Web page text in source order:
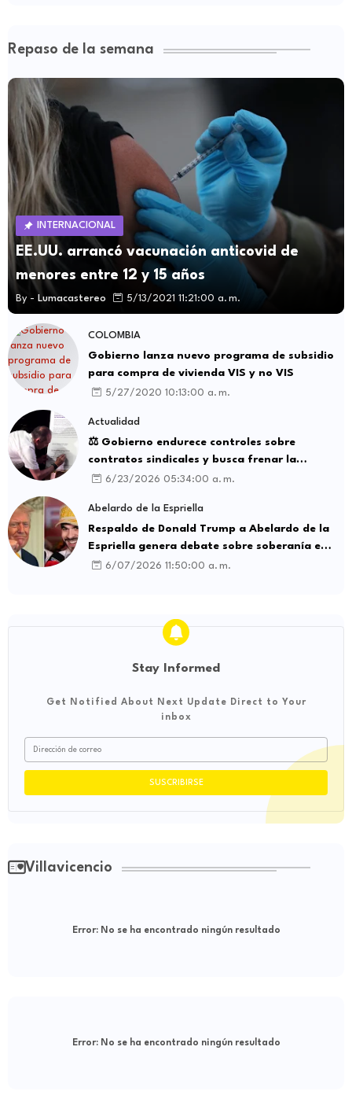
Repaso de la semana
INTERNACIONAL
EE.UU. arrancó vacunación anticovid de
menores entre 12 y 15 años
By - Lumacastereo 5/13/2021 11:21:00 a. m.
COLOMBIA
Gobierno lanza nuevo programa de subsidio
para compra de vivienda VIS y no VIS
5/27/2020 10:13:00 a. m.
Actualidad
⚖️ Gobierno endurece controles sobre
contratos sindicales y busca frenar la
intermediación laboral ilegal
6/23/2026 05:34:00 a. m.
Abelardo de la Espriella
Respaldo de Donald Trump a Abelardo de la
Espriella genera debate sobre soberanía e
influencia internacional
6/07/2026 11:50:00 a. m.
Stay Informed
Get Notified About Next Update Direct to Your
inbox
Villavicencio
Error:No se ha encontrado ningún resultado
Error:No se ha encontrado ningún resultado